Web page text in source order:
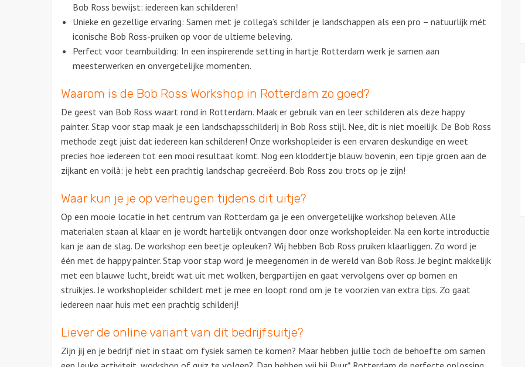
Bob Ross bewijst: iedereen kan schilderen!
Unieke en gezellige ervaring: Samen met je collega’s schilder je landschappen als een pro – natuurlijk mét
iconische Bob Ross-pruiken op voor de ultieme beleving.
Perfect voor teambuilding: In een inspirerende setting in hartje Rotterdam werk je samen aan
meesterwerken en onvergetelijke momenten.
Waarom is de Bob Ross Workshop in Rotterdam zo goed?
De geest van Bob Ross waart rond in Rotterdam. Maak er gebruik van en leer schilderen als deze happy
painter. Stap voor stap maak je een landschapsschilderij in Bob Ross stijl. Nee, dit is niet moeilijk. De Bob Ross
methode zegt juist dat iedereen kan schilderen! Onze workshopleider is een ervaren deskundige en weet
precies hoe iedereen tot een mooi resultaat komt. Nog een kloddertje blauw bovenin, een tipje groen aan de
zijkant en voilà: je hebt een prachtig landschap gecreëerd. Bob Ross zou trots op je zijn!
Waar kun je je op verheugen tijdens dit uitje?
Op een mooie locatie in het centrum van Rotterdam ga je een onvergetelijke workshop beleven. Alle
materialen staan al klaar en je wordt hartelijk ontvangen door onze workshopleider. Na een korte introductie
kan je aan de slag. De workshop een beetje opleuken? Wij hebben Bob Ross pruiken klaarliggen. Zo word je
één met de happy painter. Stap voor stap word je meegenomen in de wereld van Bob Ross. Je begint makkelijk
met een blauwe lucht, breidt wat uit met wolken, bergpartijen en gaat vervolgens over op bomen en
struikjes. Je workshopleider schildert met je mee en loopt rond om je te voorzien van extra tips. Zo gaat
iedereen naar huis met een prachtig schilderij!
Liever de online variant van dit bedrijfsuitje?
Zijn jij en je bedrijf niet in staat om fysiek samen te komen? Maar hebben jullie toch de behoefte om samen